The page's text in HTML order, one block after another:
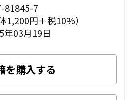
81845-7
1,200円＋税10%）
03月19日
を購入する